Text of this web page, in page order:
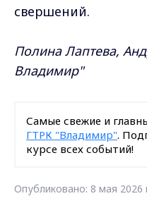
свершений.
Полина Лаптева,
Владимир"
Самые свежие и
ГТРК "Владимир".
курсе всех событий!
Опубликовано: 8 мая 2026